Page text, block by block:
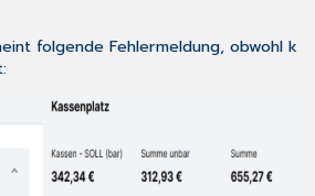
folgende Fehlermeldung, obwohl k